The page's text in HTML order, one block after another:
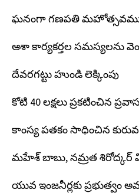
ఘనంగా గణపతి
ఆశా కార్యకర్తల సమస్యలను
దేవరగట్టు హుండి లెక్కింపు
కోటి 40 లక్షలు ప్రకటించిన
కాంస్య పతకం సాధించిన
మహేశ్ బాబు, నమ్రత శిరోద్కర్
యువ ఇంజనీర్లకు ప్రభుత్వం